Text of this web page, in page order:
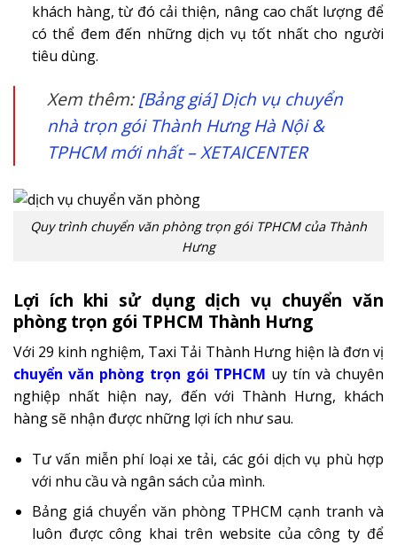
khách hàng, từ đó cải thiện, nâng cao chất lượng để
có thể đem đến những dịch vụ tốt nhất cho người
tiêu dùng.
Xem thêm:[Bảng giá] Dịch vụ chuyển
nhà trọn gói Thành Hưng Hà Nội &
TPHCM mới nhất – XETAICENTER
Quy trình chuyển văn phòng trọn gói TPHCM của Thành
Hưng
Lợi ích khi sử dụng dịch vụ chuyển văn
phòng trọn gói TPHCM Thành Hưng
Với 29 kinh nghiệm, Taxi Tải Thành Hưng hiện là đơn vị
chuyển văn phòng trọn gói TPHCM uy tín và chuyên
nghiệp nhất hiện nay, đến với Thành Hưng, khách
hàng sẽ nhận được những lợi ích như sau.
Tư vấn miễn phí loại xe tải, các gói dịch vụ phù hợp
với nhu cầu và ngân sách của mình.
Bảng giá chuyển văn phòng TPHCM cạnh tranh và
luôn được công khai trên website của công ty để